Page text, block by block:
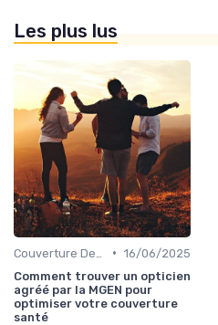
Les plus lus
• 16/06/2025
Comment trouver un opticien
agréé par la MGEN pour
optimiser votre couverture
santé